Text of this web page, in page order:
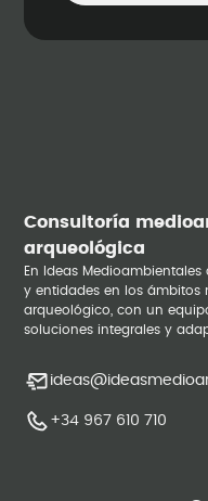
Consultoría
arqueológica
En Ideas
y entidades en los ámbitos
arqueológico, con un
soluciones integrales y
+34 967 610 710